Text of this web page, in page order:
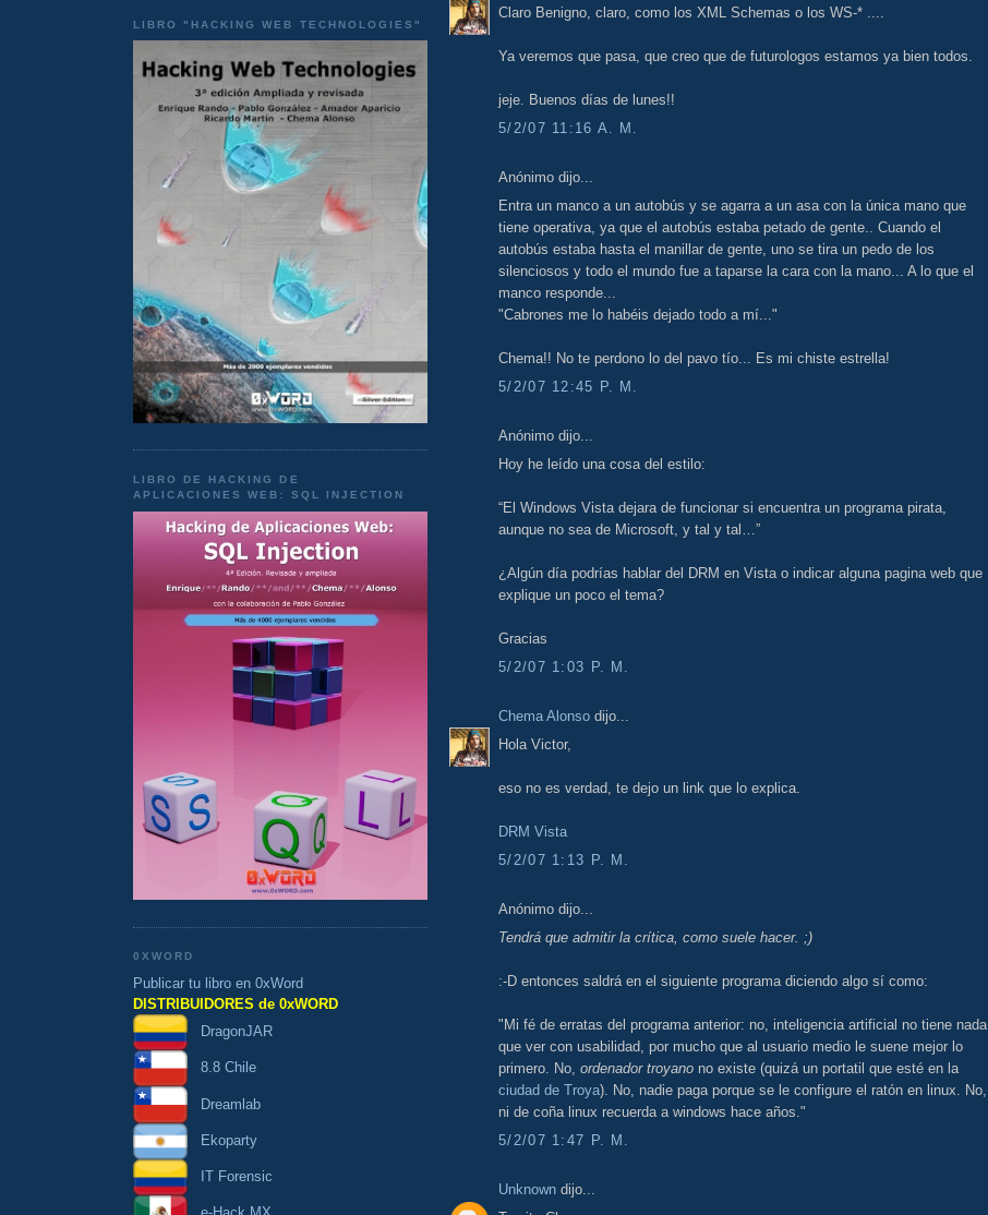
LIBRO "HACKING WEB TECHNOLOGIES"
LIBRO DE HACKING DE
APLICACIONES WEB: SQL INJECTION
0XWORD
Publicar tu libro en 0xWord
DISTRIBUIDORES de 0xWORD
DragonJAR
8.8 Chile
Dreamlab
Ekoparty
IT Forensic
Claro Benigno, claro, como los XML Schemas o los WS-* ....
Ya veremos que pasa, que creo que de futurologos estamos ya bien todos.
jeje. Buenos días de lunes!!
5/2/07 11:16 A. M.
Anónimo dijo...
Entra un manco a un autobús y se agarra a un asa con la única mano que
tiene operativa, ya que el autobús estaba petado de gente.. Cuando el
autobús estaba hasta el manillar de gente, uno se tira un pedo de los
silenciosos y todo el mundo fue a taparse la cara con la mano... A lo que el
manco responde...
"Cabrones me lo habéis dejado todo a mí..."
Chema!! No te perdono lo del pavo tío... Es mi chiste estrella!
5/2/07 12:45 P. M.
Anónimo dijo...
Hoy he leído una cosa del estilo:
“El Windows Vista dejara de funcionar si encuentra un programa pirata,
aunque no sea de Microsoft, y tal y tal…”
¿Algún día podrías hablar del DRM en Vista o indicar alguna pagina web que
explique un poco el tema?
Gracias
5/2/07 1:03 P. M.
Chema Alonso dijo...
Hola Victor,
eso no es verdad, te dejo un link que lo explica.
DRM Vista
5/2/07 1:13 P. M.
Anónimo dijo...
Tendrá que admitir la crítica, como suele hacer. ;)
:-D entonces saldrá en el siguiente programa diciendo algo sí como:
"Mi fé de erratas del programa anterior: no, inteligencia artificial no tiene nada
que ver con usabilidad, por mucho que al usuario medio le suene mejor lo
primero. No, ordenador troyano no existe (quizá un portatil que esté en la
ciudad de Troya). No, nadie paga porque se le configure el ratón en linux. No,
ni de coña linux recuerda a windows hace años."
5/2/07 1:47 P. M.
Unknown dijo...